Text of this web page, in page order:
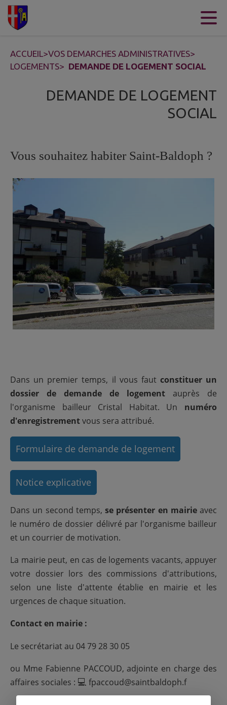
Contenu
ACCUEIL>VOS DEMARCHES ADMINISTRATIVES>
LOGEMENTS> DEMANDE DE LOGEMENT SOCIAL
DEMANDE DE LOGEMENT
SOCIAL
Vous souhaitez habiter Saint-Baldoph ?
Dans un premier temps, il vous faut constituer un
dossier de demande de logement auprès de
l'organisme bailleur Cristal Habitat. Un numéro
d'enregistrementvous sera attribué.
Formulaire de demande de logement
Notice explicative
Dans un second temps, se présenter en mairieavec
le numéro de dossier délivré par l'organisme bailleur
et un courrier de motivation.
La mairie peut, en cas de logements vacants, appuyer
votre dossier lors des commissions d'attributions,
selon une liste d'attente établie en mairie et les
urgences de chaque situation.
Contact en mairie :
Le secrétariat au 04 79 28 30 05
ou Mme Fabienne PACCOUD, adjointe en charge des
affaires sociales : 💻 fpaccoud@saintbaldoph.f